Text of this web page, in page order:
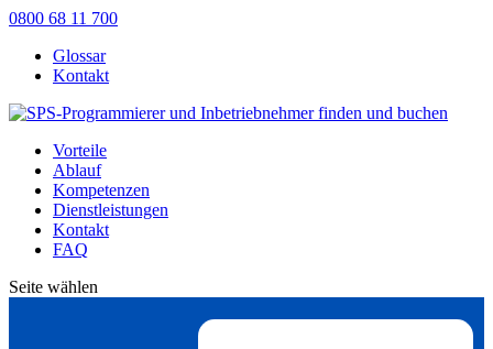
0800 68 11 700
Glossar
Kontakt
Vorteile
Ablauf
Kompetenzen
Dienstleistungen
Kontakt
FAQ
Seite wählen